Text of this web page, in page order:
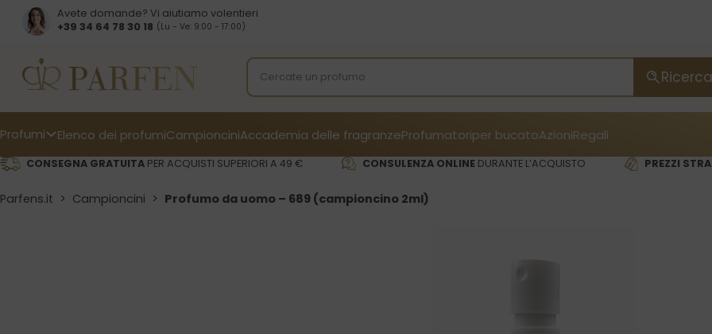
Avete domande? Vi aiutiamo volentieri
+39 34 64 78 30 18 (Lu - Ve: 9:00 - 17:00)
Ricerca
Profumi Elenco dei profumiCampionciniAccademia delle fragranzeProfumatoriper bucatoAzioniRegali
CONSEGNA GRATUITA PER ACQUISTI SUPERIORI A 49 € CONSULENZA ONLINEDURANTE L’ACQUISTO PREZZI
Parfens.it > Campioncini > Profumo da uomo – 689 (campioncino 2ml)